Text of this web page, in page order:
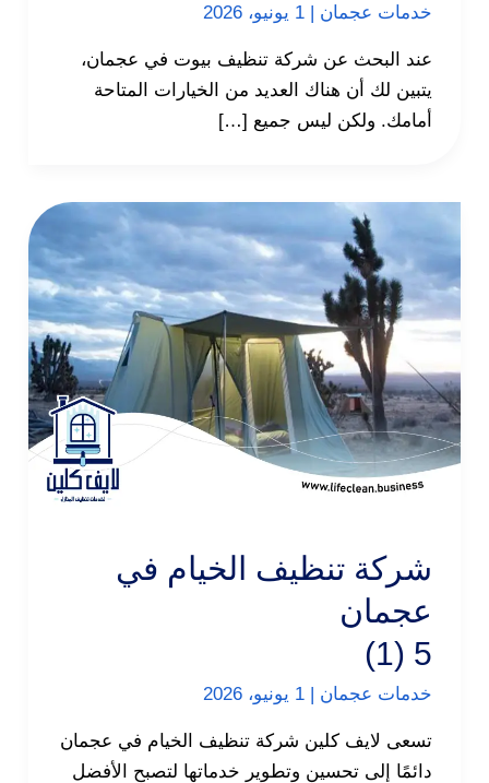
خدمات عجمان 1 يونيو، 2026
عند البحث عن شركة تنظيف بيوت في عجمان،
يتبين لك أن هناك العديد من الخيارات المتاحة
أمامك. ولكن ليس جميع […]
شركة تنظيف الخيام في
عجمان
5 (1)
خدمات عجمان | 1 يونيو، 2026
تسعى لايف كلين شركة تنظيف الخيام في عجمان
دائمًا إلى تحسين وتطوير خدماتها لتصبح الأفضل